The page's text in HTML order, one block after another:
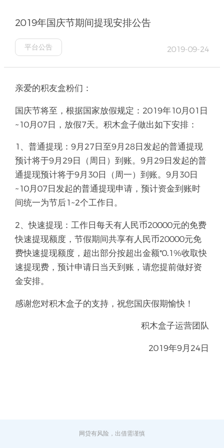
2019年国庆节期间提现安排公告
平台公告 2019-09-24
亲爱的积友盒粉们：
国庆节将至，根据国家放假规定：2019年10月01日
~10月07日，放假7天。积木盒子做出如下安排：
1、普通提现：9月27日至9月28日发起的普通提现
预计将于9月29日（周日）到账。9月29日发起的普
通提现预计将于9月30日（周一）到账。9月30日
~10月07日发起的普通提现申请，预计资金到账时
间统一为节后1~2个工作日。
2、快速提现：工作日每天有人民币20000元的免费
快速提现额度，节假期间共享有人民币20000元免
费快速提现额度，超出部分按超出金额*0.1%收取快
速提现费，预计申请日当天到账，请您提前做好资
金安排。
感谢您对积木盒子的支持，祝您国庆假期愉快！
积木盒子运营团队
2019年9月24日
网贷有风险，出借需谨慎